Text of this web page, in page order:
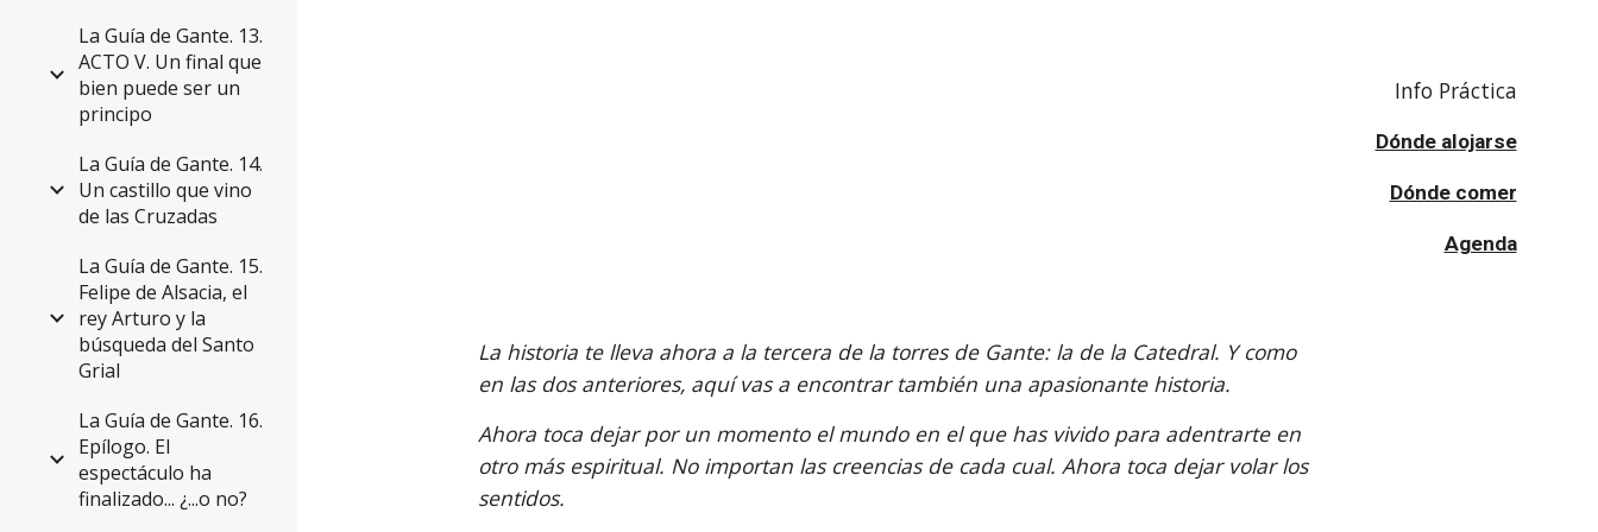
La Guía de Gante. 13.
ACTO V. Un final que
bien puede ser un
principo
La Guía de Gante. 14.
Un castillo que vino
de las Cruzadas
La Guía de Gante. 15.
Felipe de Alsacia, el
rey Arturo y la
búsqueda del Santo
Grial
La Guía de Gante. 16.
Epílogo. El
espectáculo ha
finalizado... ¿...o no?
Info Práctica
Dónde alojarse
Dónde comer
Agenda
La historia te lleva ahora a la tercera de la torres de Gante: la de la Catedral. Y como
en las dos anteriores, aquí vas a encontrar también una apasionante historia.
Ahora toca dejar por un momento el mundo en el que has vivido para adentrarte en
otro más espiritual. No importan las creencias de cada cual. Ahora toca dejar volar los
sentidos.